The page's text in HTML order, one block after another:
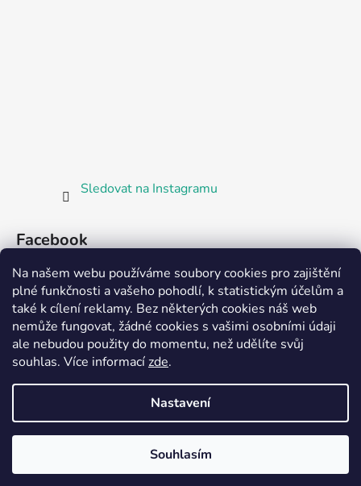
Na našem webu používáme soubory cookies pro zajištění
plné funkčnosti a vašeho pohodlí, k statistickým účelům a
také k cílení reklamy. Bez některých cookies náš web
nemůže fungovat, žádné cookies s vašimi osobními údaji
ale nebudou použity do momentu, než udělíte svůj
souhlas. Více informacízde.
Nastavení
Souhlasím
Sledovat na Instagramu
Facebook
Partnerská prodejna Barefoot Plzeň
Vytvořil Shoptet
Bosorka Plzeň
vyhrazena.